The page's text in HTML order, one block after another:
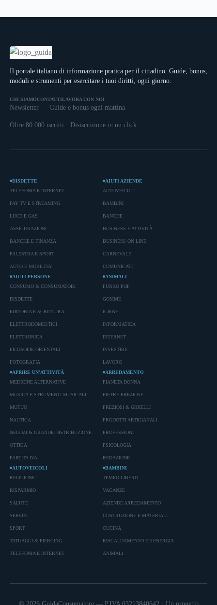
Il portale italiano di informazione pratica per il cittadino. Guide, bonus,
moduli e strumenti per esercitare i tuoi diritti, ogni giorno.
CHI SIAMOCONTATTI LAVORA CON NOI
Newsletter — Guide e bonus ogni mattina
Oltre 80.000 iscritti · Disiscrizione in un click
DISDETTE
TELEFONIA E INTERNET
PAY TV E STREAMING
LUCE E GAS
ASSICURAZIONI
BANCHE E FINANZA
PALESTRA E SPORT
AUTO E MOBILITA'
AIUTI AZIENDE
AUTOVEICOLI
BAMBINI
BANCHE
BUSINESS E ATTIVITÀ
BUSINESS ON LINE
CARNEVALE
COMUNICATI
AIUTI PERSONE
CONSUMO & CONSUMATORI
DISDETTE
EDITORIA E SCRITTURA
ELETTRODOMESTICI
ELETTRONICA
FILOSOFIE ORIENTALI
FOTOGRAFIA
ANIMALI
FUNKO POP
GOMME
IGIENE
INFORMATICA
INTERNET
INVESTIRE
LAVORO
APRIRE UN’ATTIVITÀ
MEDICINE ALTERNATIVE
MUSICA E STRUMENTI MUSICALI
MUTUO
NAUTICA
NEGOZI & GRANDE DISTRIBUZIONE
OTTICA
PARTITA IVA
ARREDAMENTO
PIANETA DONNA
PIETRE PREZIOSE
PREZIOSI & GIOIELLI
PRODOTTI ARTIGIANALI
PROFESSIONI
PSICOLOGIA
REDAZIONE
AUTOVEICOLI
RELIGIONE
RISPARMIO
SALUTE
SERVIZI
SPORT
TATUAGGI & PIERCING
TELEFONIA E INTERNET
BAMBINI
TEMPO LIBERO
VACANZE
AZIENDE ARREDAMENTO
COSTRUZIONE E MATERIALI
CUCINA
RISCALDAMENTO ED ENERGIA
ANIMALI